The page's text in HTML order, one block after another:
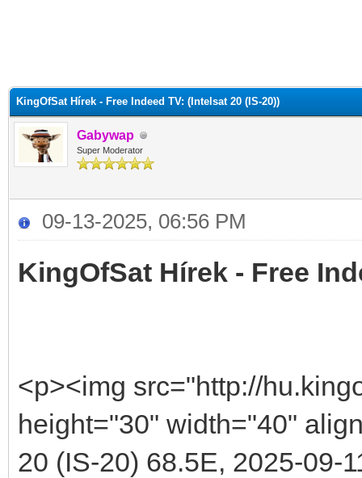
KingOfSat Hírek - Free Indeed TV: (Intelsat 20 (IS-20))
Gabywap
Super Moderator
09-13-2025, 06:56 PM
KingOfSat Hírek - Free
<p><img src="http://
height="30" width="40"
20 (IS-20) 68.5E, 2025-09-